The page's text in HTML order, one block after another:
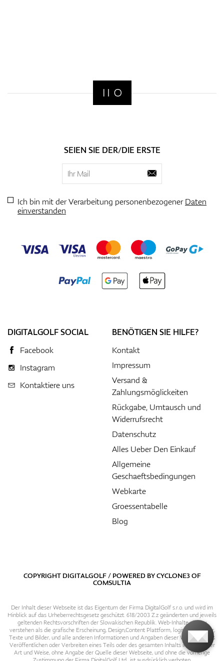
SEIEN SIE DER/DIE ERSTE
Ich bin mit der Verarbeitung personenbezogenerDaten
einverstanden
DIGITALGOLF SOCIAL
Facebook
Instagram
Kontaktiere uns
BENÖTIGEN SIE HILFE?
Kontakt
Impressum
Versand &
Zahlungsmöglickeiten
Rückgabe, Umtausch und
Widerrufsrecht
Datenschutz
Alles Ueber Den Einkauf
Allgemeine
Geschaeftsbedingungen
Webkarte
Groessentabelle
Blog
COPYRIGHT DIGITALGOLF / POWERED BYCYCLONE3OF
COMSULTIA
Der Inhalt dieser Webseite ist das Eigentum der Firma DigitalGolf s.r.o. und wird im
Hinblick auf das Urheberrechtsgesetz geschützt. 618/2003 Z.z geänderten und jeweils
geltenden Rechtsvorschriften der Slowakischen Republik. Web-Inhalte sind zu
verstehen als die grafische Erscheinung, Design,Content Plattform, logische Struktur,
Texte und Bilder, und alle anderen Informationen und Angaben dieser Webseite. Das
Veröffentlichen oder Verbreiten eines Teils oder des gesamten Inhalts in irgendeiner
Art und Weise, ohne Angabe der Quelle dieser Webseite, und ohne die vorherige